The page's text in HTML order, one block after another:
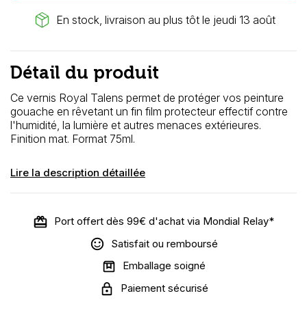
package_2 En stock, livraison au plus tôt le jeudi 13 août
Détail du produit
Ce vernis Royal Talens permet de protéger vos peinture
gouache en rêvetant un fin film protecteur effectif contre
l'humidité, la lumière et autres menaces extérieures.
Finition mat. Format 75ml.
Lire la description détaillée
Port offert dès 99€ d'achat via Mondial Relay*
Satisfait ou remboursé
Emballage soigné
Paiement sécurisé